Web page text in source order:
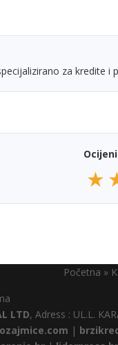
za kredite i
★
Početna »
LTD, Adress : UL.L.
|